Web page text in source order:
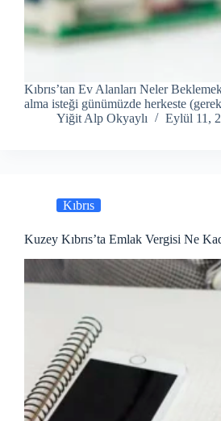
Kıbrıs’tan Ev Alanları Neler
alma isteği günümüzde herkeste
Yiğit Alp Okyaylı
Eylül 11,
Kıbrıs
Kuzey Kıbrıs’ta Emlak Vergisi Ne